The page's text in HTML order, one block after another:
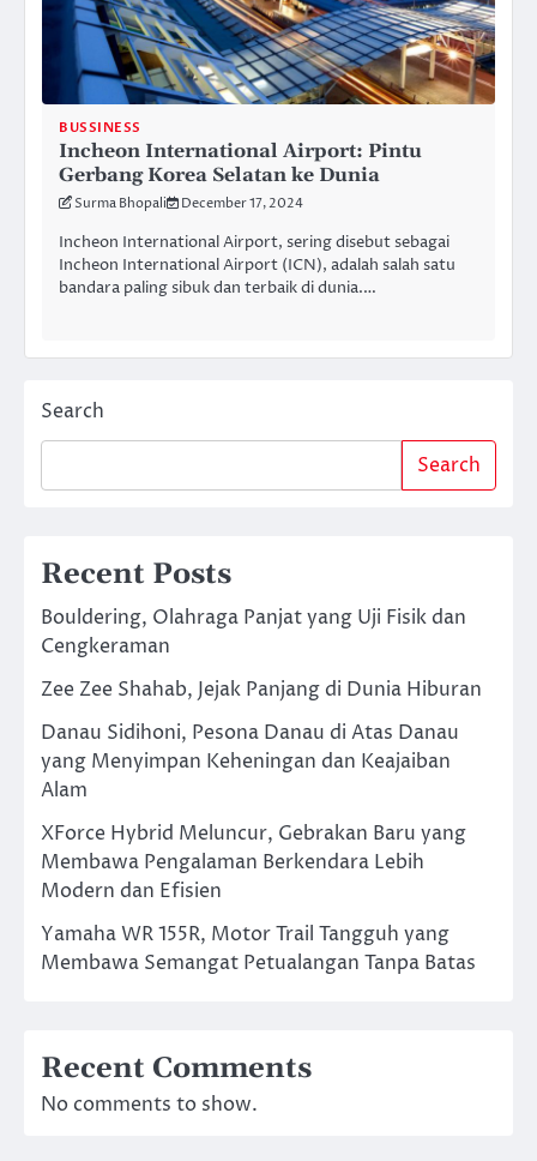
BUSSINESS
Incheon International Airport: Pintu
Gerbang Korea Selatan ke Dunia
Surma Bhopali December 17, 2024
Incheon International Airport, sering disebut sebagai
Incheon International Airport (ICN), adalah salah satu
bandara paling sibuk dan terbaik di dunia.…
Search
Search
Recent Posts
Bouldering, Olahraga Panjat yang Uji Fisik dan
Cengkeraman
Zee Zee Shahab, Jejak Panjang di Dunia Hiburan
Danau Sidihoni, Pesona Danau di Atas Danau
yang Menyimpan Keheningan dan Keajaiban
Alam
XForce Hybrid Meluncur, Gebrakan Baru yang
Membawa Pengalaman Berkendara Lebih
Modern dan Efisien
Yamaha WR 155R, Motor Trail Tangguh yang
Membawa Semangat Petualangan Tanpa Batas
Recent Comments
No comments to show.